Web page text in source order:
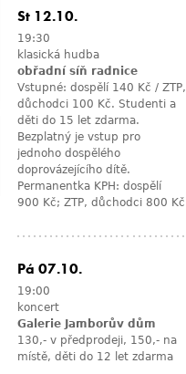
St 12.10.
19:30
klasická hudba
obřadní síň radnice
Vstupné: dospělí 140 Kč / ZTP,
důchodci 100 Kč. Studenti a
děti do 15 let zdarma.
Bezplatný je vstup pro
jednoho dospělého
doprovázejícího dítě.
Permanentka KPH: dospělí
900 Kč; ZTP, důchodci 800 Kč
Pá 07.10.
19:00
koncert
Galerie Jamborův dům
130,- v předprodeji, 150,- na
místě, děti do 12 let zdarma